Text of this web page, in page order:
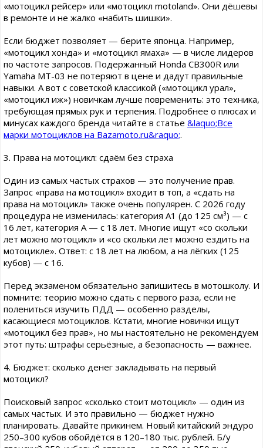
«мотоцикл рейсер» или «мотоцикл motoland». Они дёшевы
в ремонте и не жалко «набить шишки».
Если бюджет позволяет — берите японца. Например,
«мотоцикл хонда» и «мотоцикл ямаха» — в числе лидеров
по частоте запросов. Подержанный Honda CB300R или
Yamaha MT-03 не потеряют в цене и дадут правильные
навыки. А вот с советской классикой («мотоцикл урал»,
«мотоцикл иж») новичкам лучше повременить: это техника,
требующая прямых рук и терпения. Подробнее о плюсах и
минусах каждого бренда читайте в статье &laquo;Все
марки мотоциклов на Bazamoto.ru&raquo;.
3. Права на мотоцикл: сдаём без страха
Один из самых частых страхов — это получение прав.
Запрос «права на мотоцикл» входит в топ, а «сдать на
права на мотоцикл» также очень популярен. С 2026 году
процедура не изменилась: категория A1 (до 125 см³) — с
16 лет, категория A — с 18 лет. Многие ищут «со скольки
лет можно мотоцикл» и «со скольки лет можно ездить на
мотоцикле». Ответ: с 18 лет на любом, а на лёгких (125
кубов) — с 16.
Перед экзаменом обязательно запишитесь в мотошколу. И
помните: теорию можно сдать с первого раза, если не
полениться изучить ПДД — особенно разделы,
касающиеся мотоциклов. Кстати, многие новички ищут
«мотоцикл без прав», но мы настоятельно не рекомендуем
этот путь: штрафы серьёзные, а безопасность — важнее.
4. Бюджет: сколько денег закладывать на первый
мотоцикл?
Поисковый запрос «сколько стоит мотоцикл» — один из
самых частых. И это правильно — бюджет нужно
планировать. Давайте прикинем. Новый китайский эндуро
250–300 кубов обойдётся в 120–180 тыс. рублей. Б/у